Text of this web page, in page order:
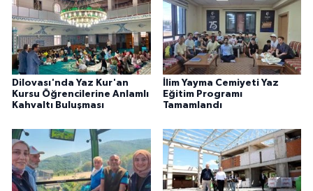
Dilovası'nda Yaz Kur'an
Kursu Öğrencilerine Anlamlı
Kahvaltı Buluşması
İlim Yayma Cemiyeti Yaz
Eğitim Programı
Tamamlandı